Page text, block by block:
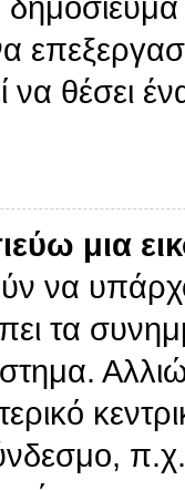
να θέσει
μια
να
τα